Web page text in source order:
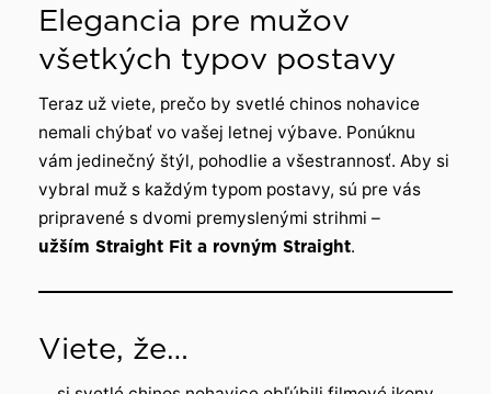
Elegancia pre mužov
všetkých typov postavy
Teraz už viete, prečo by svetlé chinos nohavice
nemali chýbať vo vašej letnej výbave. Ponúknu
vám jedinečný štýl, pohodlie a všestrannosť. Aby si
vybral muž s každým typom postavy, sú pre vás
pripravené s dvomi premyslenými strihmi –
užším Straight Fit a rovným Straight.
Viete, že…